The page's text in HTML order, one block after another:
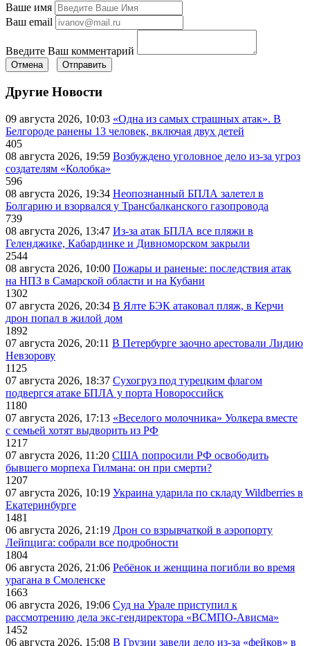
Ваше имя
Ваш email
Введите Ваш комментарий
Отмена Отправить
Другие Новости
09 августа 2026, 10:03 «Одна из самых страшных атак». В
Белгороде ранены 13 человек, включая двух детей
405
08 августа 2026, 19:59 Возбуждено уголовное дело из-за угроз
создателям «Колобка»
596
08 августа 2026, 19:34 Неопознанный БПЛА залетел в
Болгарию и взорвался у Трансбалканского газопровода
739
08 августа 2026, 13:47 Из-за атак БПЛА все пляжи в
Геленджике, Кабардинке и Дивноморском закрыли
2544
08 августа 2026, 10:00 Пожары и раненые: последствия атак
на НПЗ в Самарской области и на Кубани
1302
07 августа 2026, 20:34 В Ялте БЭК атаковал пляж, в Керчи
дрон попал в жилой дом
1892
07 августа 2026, 20:11 В Петербурге заочно арестовали Лидию
Невзорову
1125
07 августа 2026, 18:37 Сухогруз под турецким флагом
подвергся атаке БПЛА у порта Новороссийск
1180
07 августа 2026, 17:13 «Веселого молочника» Уолкера вместе
с семьей хотят выдворить из РФ
1217
07 августа 2026, 11:20 США попросили РФ освободить
бывшего морпеха Гилмана: он при смерти?
1207
07 августа 2026, 10:19 Украина ударила по складу Wildberries в
Екатеринбурге
1481
06 августа 2026, 21:19 Дрон со взрывчаткой в аэропорту
Лейпцига: собрали все подробности
1804
06 августа 2026, 21:06 Ребёнок и женщина погибли во время
урагана в Смоленске
1663
06 августа 2026, 19:06 Суд на Урале приступил к
рассмотрению дела экс-гендиректора «ВСМПО-Ависма»
1452
06 августа 2026, 15:08 В Грузии завели дело из-за «фейков» в